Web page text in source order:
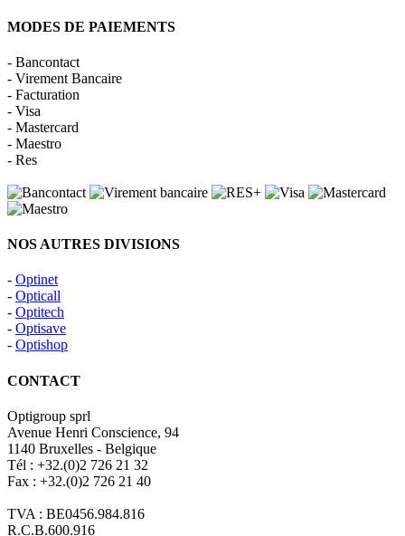
MODES DE PAIEMENTS
- Bancontact
- Virement Bancaire
- Facturation
- Visa
- Mastercard
- Maestro
- Res
NOS AUTRES DIVISIONS
- Optinet
- Opticall
- Optitech
- Optisave
- Optishop
CONTACT
Optigroup sprl
Avenue Henri Conscience, 94
1140 Bruxelles - Belgique
Tél : +32.(0)2 726 21 32
Fax : +32.(0)2 726 21 40
TVA : BE0456.984.816
R.C.B.600.916